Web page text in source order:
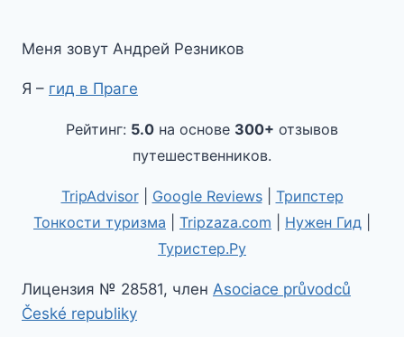
Меня зовут Андрей Резников
Я – гид в Праге
Рейтинг: 5.0 на основе 300+ отзывов
путешественников.
TripAdvisor| Google Reviews| Трипстер
Тонкости туризма
Tripzaza.com Нужен Гид
Туристер.Ру
Лицензия № 28581, член Asociace průvodců
České republiky